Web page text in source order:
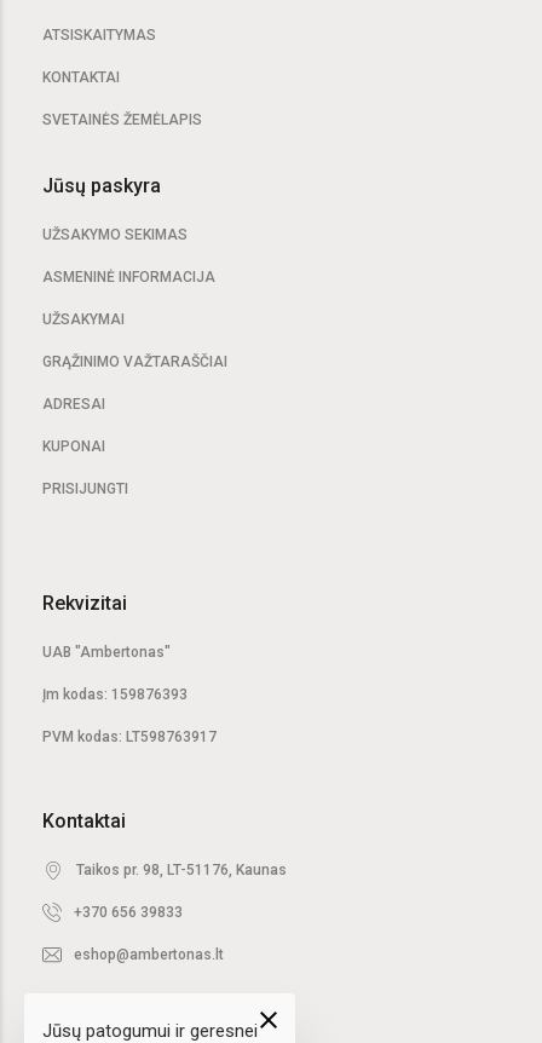
Jūsų patogumui ir geresneiclose
ATSISKAITYMAS
KONTAKTAI
SVETAINĖS ŽEMĖLAPIS
Jūsų paskyra
UŽSAKYMO SEKIMAS
ASMENINĖ INFORMACIJA
UŽSAKYMAI
GRĄŽINIMO VAŽTARAŠČIAI
ADRESAI
KUPONAI
PRISIJUNGTI
Rekvizitai
UAB "Ambertonas"
Įm kodas: 159876393
PVM kodas: LT598763917
Kontaktai
Taikos pr. 98, LT-51176, Kaunas
+370 656 39833
eshop@ambertonas.lt